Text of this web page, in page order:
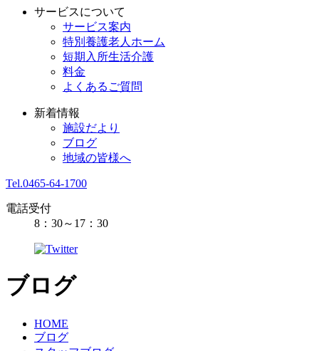
サービスについて
サービス案内
特別養護老人ホーム
短期入所生活介護
料金
よくあるご質問
新着情報
施設だより
ブログ
地域の皆様へ
Tel.0465-64-1700
電話受付
8：30～17：30
ブログ
HOME
ブログ